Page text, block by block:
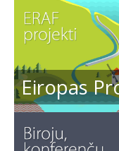
Eiropas